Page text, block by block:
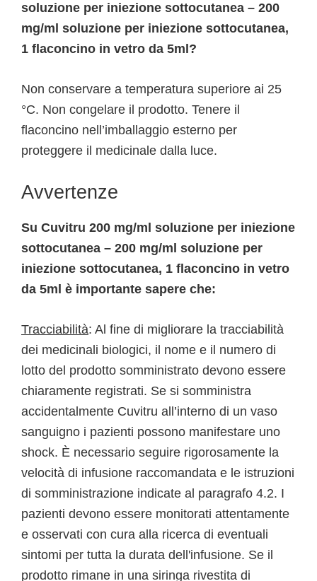
soluzione per iniezione sottocutanea – 200
mg/ml soluzione per iniezione sottocutanea,
1 flaconcino in vetro da 5ml?
Non conservare a temperatura superiore ai 25
°C. Non congelare il prodotto. Tenere il
flaconcino nell’imballaggio esterno per
proteggere il medicinale dalla luce.
Avvertenze
Su Cuvitru 200 mg/ml soluzione per iniezione
sottocutanea – 200 mg/ml soluzione per
iniezione sottocutanea, 1 flaconcino in vetro
da 5ml è importante sapere che:
Tracciabilità: Al fine di migliorare la tracciabilità
dei medicinali biologici, il nome e il numero di
lotto del prodotto somministrato devono essere
chiaramente registrati. Se si somministra
accidentalmente Cuvitru all’interno di un vaso
sanguigno i pazienti possono manifestare uno
shock. È necessario seguire rigorosamente la
velocità di infusione raccomandata e le istruzioni
di somministrazione indicate al paragrafo 4.2. I
pazienti devono essere monitorati attentamente
e osservati con cura alla ricerca di eventuali
sintomi per tutta la durata dell'infusione. Se il
prodotto rimane in una siringa rivestita di